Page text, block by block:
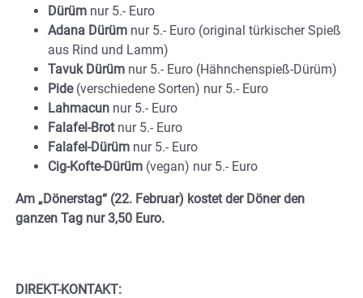
Dürüm nur 5.- Euro
Adana Dürüm nur 5.- Euro (original türkischer Spieß
aus Rind und Lamm)
Tavuk Dürüm nur 5.- Euro (Hähnchenspieß-Dürüm)
Pide(verschiedene Sorten) nur 5.- Euro
Lahmacun nur 5.- Euro
Falafel-Brotnur 5.- Euro
Falafel-Dürüm nur 5.- Euro
Cig-Kofte-Dürüm (vegan) nur 5.- Euro
Am „Dönerstag“ (22. Februar) kostet der Döner den
ganzen Tag nur 3,50 Euro.
DIREKT-KONTAKT: